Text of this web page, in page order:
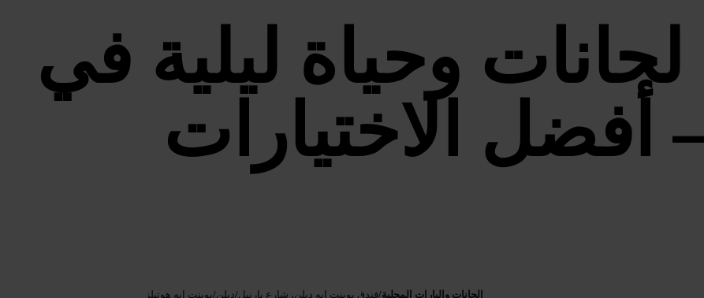
وحياة ليلية في
الاختيارات
بوينت إيه هوتيلز/دبلن/فندق بوينت إيه دبلن، شارع بارنيل/الحانات والبارات المحلية